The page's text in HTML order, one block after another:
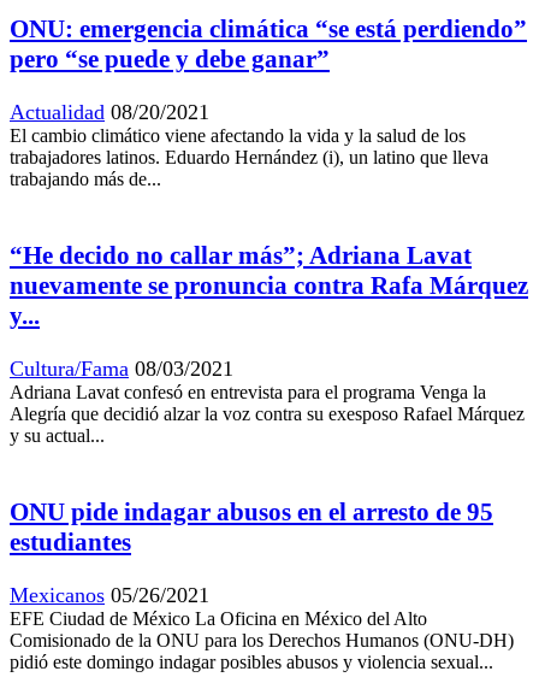
ONU: emergencia climática “se está perdiendo”
pero “se puede y debe ganar”
Actualidad 08/20/2021
El cambio climático viene afectando la vida y la salud de los
trabajadores latinos. Eduardo Hernández (i), un latino que lleva
trabajando más de...
“He decido no callar más”; Adriana Lavat
nuevamente se pronuncia contra Rafa Márquez
y...
Cultura/Fama 08/03/2021
Adriana Lavat confesó en entrevista para el programa Venga la
Alegría que decidió alzar la voz contra su exesposo Rafael Márquez
y su actual...
ONU pide indagar abusos en el arresto de 95
estudiantes
Mexicanos 05/26/2021
EFE Ciudad de México La Oficina en México del Alto
Comisionado de la ONU para los Derechos Humanos (ONU-DH)
pidió este domingo indagar posibles abusos y violencia sexual...